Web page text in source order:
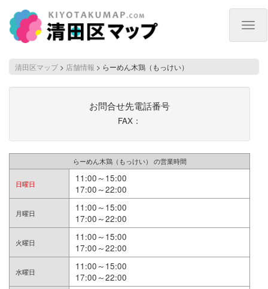
清田区マップ > 店舗情報 > らーめん木鶏（もっけい）
お問合せ先電話番号
FAX：
らーめん木鶏（もっけい） の営業時間
日曜日
11:00～15:00
17:00～22:00
月曜日
11:00～15:00
17:00～22:00
火曜日
11:00～15:00
17:00～22:00
水曜日
11:00～15:00
17:00～22:00